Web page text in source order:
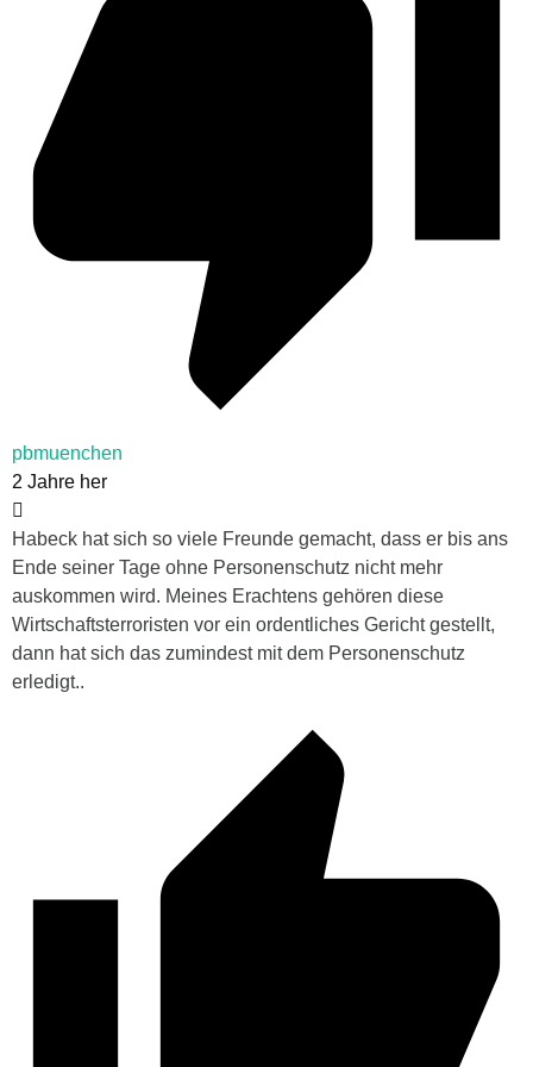
pbmuenchen
2 Jahre her
Habeck hat sich so viele Freunde gemacht, dass er bis ans
Ende seiner Tage ohne Personenschutz nicht mehr
auskommen wird. Meines Erachtens gehören diese
Wirtschaftsterroristen vor ein ordentliches Gericht gestellt,
dann hat sich das zumindest mit dem Personenschutz
erledigt..